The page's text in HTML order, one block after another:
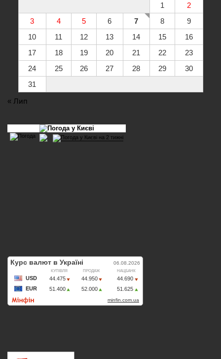
1
2
3
4 5 6 7 8
9
10
11 12 13 14 15
16
17
18 19 20 21 22
23
24
25 26 27 28 29
30
31
« Лип